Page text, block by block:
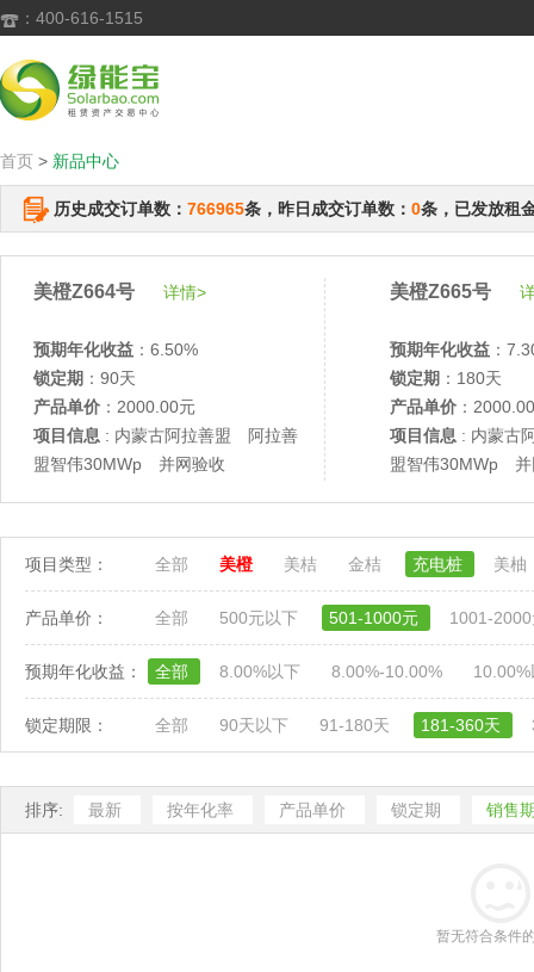
 ：400-616-1515
首页 > 新品中心
历史成交订单数： 766965条，昨日成交订单数： 0条，已发放租
美橙Z664号 详情>
预期年化收益 ：6.50%
锁定期 ：90天
产品单价 ：2000.00元
项目信息 : 内蒙古阿拉善盟 阿拉善
盟智伟30MWp 并网验收
美橙Z665号
预期年化收益 ：
锁定期 ：180天
产品单价 ：
项目信息 : 内蒙古
盟智伟30MWp 并
项目类型： 全部 美橙 美桔 金桔 充电桩 美柚
产品单价： 全部 500元以下 501-1000元 1001-
预期年化收益： 全部 8.00%以下 8.00%-10.00%
锁定期限： 全部 90天以下 91-180天 181-360天
排序: 最新 按年化率 产品单价 锁定期 销售
暂无符合条件